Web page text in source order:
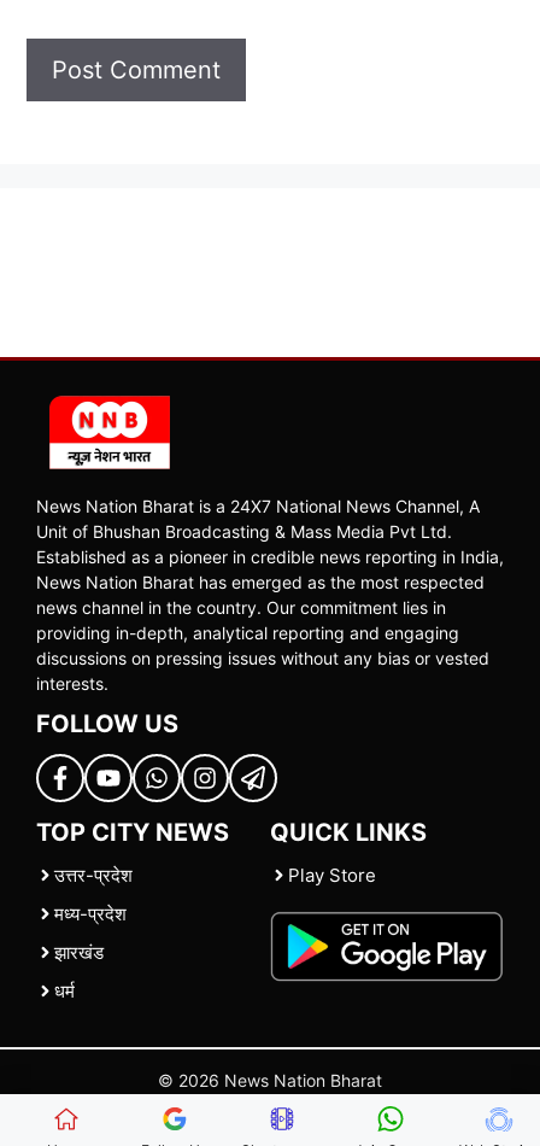
News Nation Bharat is a 24X7 National News Channel, A
Unit of Bhushan Broadcasting & Mass Media Pvt Ltd.
Established as a pioneer in credible news reporting in India,
News Nation Bharat has emerged as the most respected
news channel in the country. Our commitment lies in
providing in-depth, analytical reporting and engaging
discussions on pressing issues without any bias or vested
interests.
FOLLOW US
TOP CITY NEWS
उत्तर-प्रदेश
मध्य-प्रदेश
झारखंड
धर्म
QUICK LINKS
Play Store
© 2026 News Nation Bharat
| |Contact Us |Policies Terms and Conditions